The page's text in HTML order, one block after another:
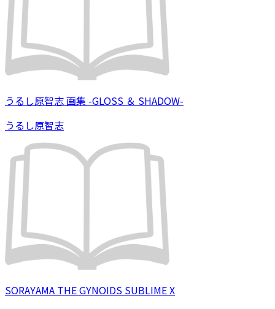
うるし原智志 画集 -GLOSS ＆ SHADOW-
うるし原智志
SORAYAMA THE GYNOIDS SUBLIME X